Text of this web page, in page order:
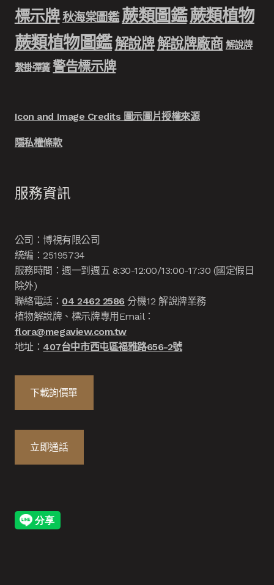
標示牌 秋海棠圖鑑 蕨類圖鑑蕨類植物
蕨類植物圖鑑解說牌解說牌廠商 解說牌
繫掛彈簧 警告標示牌
Icon and Image Credits 圖示圖片授權來源
隱私權條款
服務資訊
公司：博視有限公司
統編：25195734
服務時間：週一到週五 8:30-12:00/13:00-17:30 (國定假日
除外)
聯絡電話： 04 2462 2586分機12 解說牌業務
植物解說牌、標示牌專用Email：
flora@megaview.com.tw
地址： 407台中市西屯區福雅路656-2號
下載詢價單
立即通話